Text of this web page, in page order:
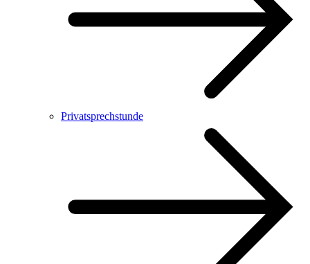
Privatsprechstunde